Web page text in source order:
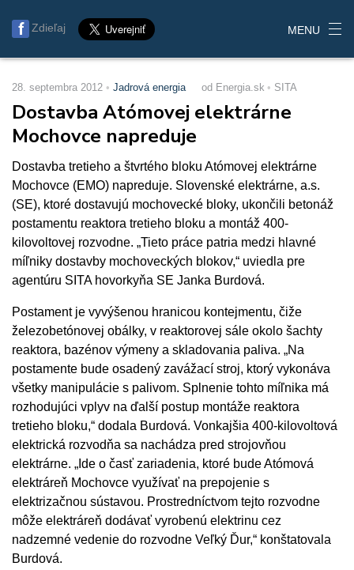
Zdieľaj MENU
28. septembra 2012 Jadrová energia od Energia.sk SITA
Dostavba Atómovej elektrárne
Mochovce napreduje
Dostavba tretieho a štvrtého bloku Atómovej elektrárne
Mochovce (EMO) napreduje. Slovenské elektrárne, a.s.
(SE), ktoré dostavujú mochovecké bloky, ukončili betonáž
postamentu reaktora tretieho bloku a montáž 400-
kilovoltovej rozvodne. „Tieto práce patria medzi hlavné
míľniky dostavby mochoveckých blokov,“ uviedla pre
agentúru SITA hovorkyňa SE Janka Burdová.
Postament je vyvýšenou hranicou kontejmentu, čiže
železobetónovej obálky, v reaktorovej sále okolo šachty
reaktora, bazénov výmeny a skladovania paliva. „Na
postamente bude osadený zavážací stroj, ktorý vykonáva
všetky manipulácie s palivom. Splnenie tohto míľnika má
rozhodujúci vplyv na ďalší postup montáže reaktora
tretieho bloku,“ dodala Burdová. Vonkajšia 400-kilovoltová
elektrická rozvodňa sa nachádza pred strojovňou
elektrárne. „Ide o časť zariadenia, ktoré bude Atómová
elektráreň Mochovce využívať na prepojenie s
elektrizačnou sústavou. Prostredníctvom tejto rozvodne
môže elektráreň dodávať vyrobenú elektrinu cez
nadzemné vedenie do rozvodne Veľký Ďur,“ konštatovala
Burdová.